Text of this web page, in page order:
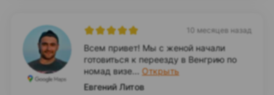
10 месяцев назад
Всем привет! Мы с женой начали
готовиться к переезду в Венгрию по
номад визе... Открыть
Евгений Литов